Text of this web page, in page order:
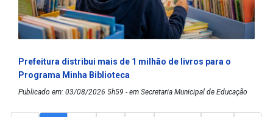
Prefeitura distribui mais de 1 milhão de livros para o
Programa Minha Biblioteca
Publicado em: 03/08/2026 5h59 - em Secretaria Municipal de Educação